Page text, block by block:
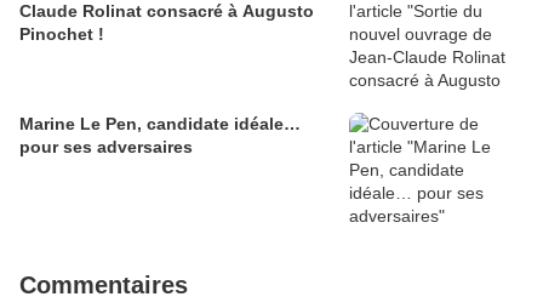
Claude Rolinat consacré à Augusto
Pinochet !
Marine Le Pen, candidate idéale…
pour ses adversaires
Commentaires